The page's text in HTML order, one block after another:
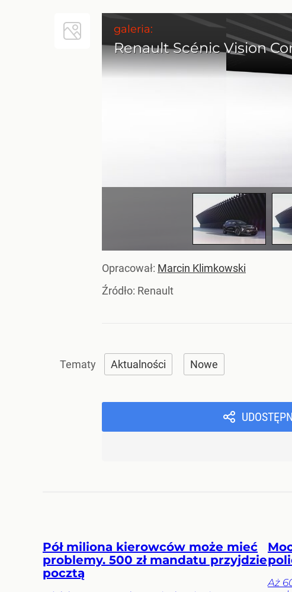
Opracował: Marcin Klimkowski
Źródło: Renault
Aktualności Nowe
Pół miliona kierowców może mieć
problemy. 500 zł mandatu przyjdzie
pocztą
Aż